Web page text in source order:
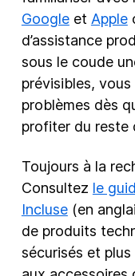
Googleet Apple
d’assistance
sous le coude
prévisibles,
problèmes dès
profiter du reste
Toujours à la
Consultez le
Incluse(en
de produits
sécurisés et